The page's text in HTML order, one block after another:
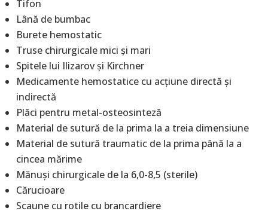
Tifon
Lână de bumbac
Burete hemostatic
Truse chirurgicale mici și mari
Spitele lui Ilizarov și Kirchner
Medicamente hemostatice cu acțiune directă și
indirectă
Plăci pentru metal-osteosinteză
Material de sutură de la prima la a treia dimensiune
Material de sutură traumatic de la prima până la a
cincea mărime
Mănuși chirurgicale de la 6,0-8,5 (sterile)
Cărucioare
Scaune cu rotile cu brancardiere